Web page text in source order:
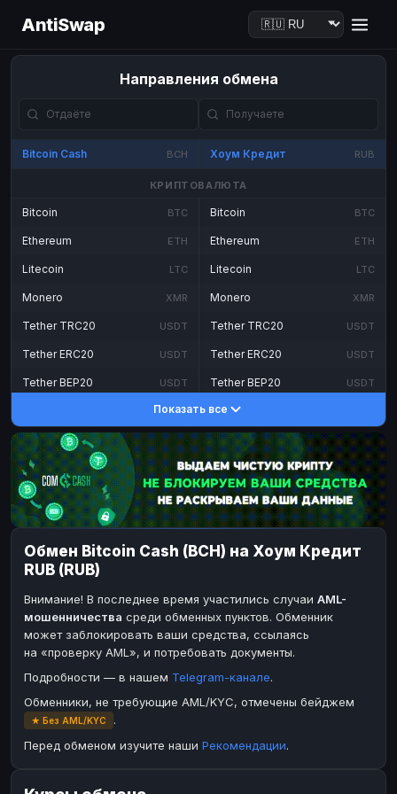
AntiSwap
Направления обмена
Bitcoin Cash BCH Хоум Кредит RUB
КРИПТОВАЛЮТА
Bitcoin BTC
Ethereum ETH
Litecoin LTC
Monero XMR
Tether TRC20 USDT
Tether ERC20 USDT
Tether BEP20 USDT
DASH
Toncoin TON
Dogecoin DOGE
TRX TRON
BinanceCoin BEP20
Ether Classic ETC
XRP
Bitcoin BTC
Ethereum ETH
Litecoin LTC
Monero XMR
Tether TRC20 USDT
Tether ERC20 USDT
Tether BEP20 USDT
DASH
Toncoin TON
Dogecoin DOGE
TRX TRON
Bitcoin Cash BCH
BinanceCoin BEP20
Ripple
Paxum USD
Perfect Money
Payoneer USD
Paxum
Payoneer
Показать все
Обмен Bitcoin Cash (BCH) на Хоум Кредит
RUB (RUB)
Внимание! В последнее время участились случаи AML-
мошенничества среди обменных пунктов. Обменник
может заблокировать ваши средства, ссылаясь
на «проверку AML», и потребовать документы.
Подробности — в нашем Telegram-канале.
Обменники, не требующие AML/KYC, отмечены бейджем
★ Без AML/KYC
.
Перед обменом изучите наши Рекомендации.